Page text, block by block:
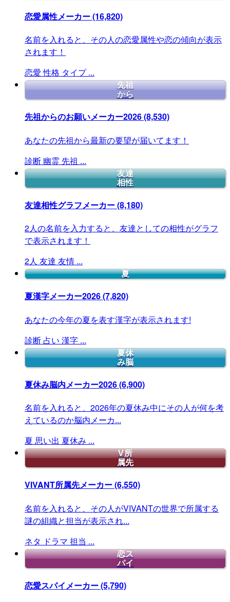
恋愛属性メーカー(16,820)
名前を入れると、その人の恋愛属性や恋の傾向が表示
されます！
恋愛 性格 タイプ ...
先祖
から
先祖からのお願いメーカー2026(8,530)
あなたの先祖から最新の要望が届いてます！
診断 幽霊 先祖 ...
友達
相性
友達相性グラフメーカー(8,180)
2人の名前を入力すると、友達としての相性がグラフ
で表示されます！
2人 友達 友情 ...
夏
夏漢字メーカー2026(7,820)
あなたの今年の夏を表す漢字が表示されます!
診断 占い 漢字 ...
夏休
み脳
夏休み脳内メーカー2026(6,900)
名前を入れると、2026年の夏休み中にその人が何を考
えているのか脳内メーカ...
夏 思い出 夏休み ...
V所
属先
VIVANT所属先メーカー(6,550)
名前を入れると、その人がVIVANTの世界で所属する
謎の組織と担当が表示され...
ネタ ドラマ 担当 ...
恋ス
パイ
恋愛スパイメーカー(5,790)